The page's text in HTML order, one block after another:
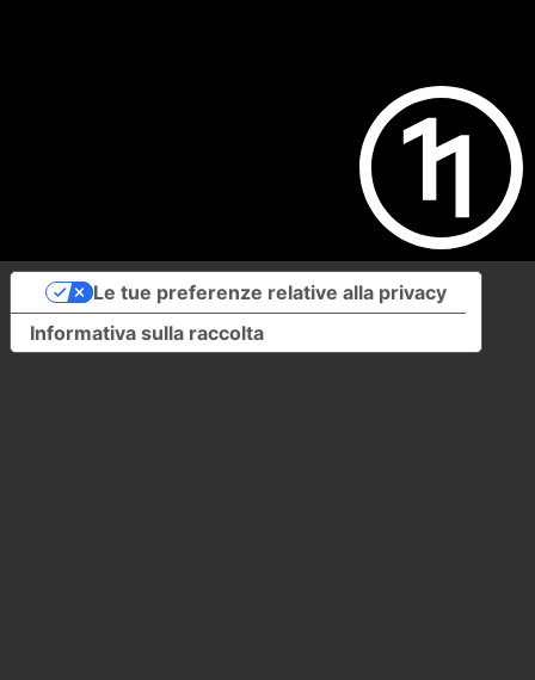
Informativa sulla raccolta
Le tue preferenze relative alla privacy